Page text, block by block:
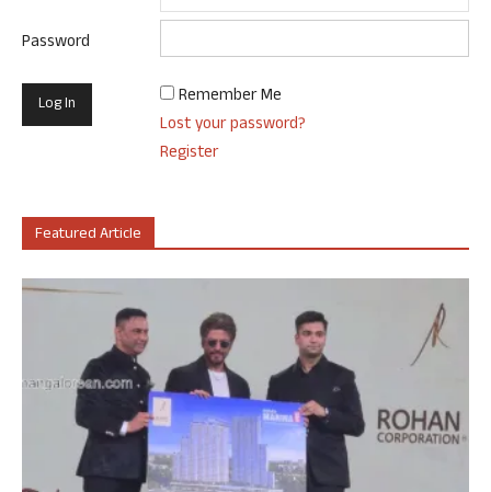
Password
Remember Me
Lost your password?
Register
Featured Article